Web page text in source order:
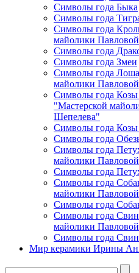
Символы года Быка
Символы года
Символы года
майолики
Символы года
Символы года Змеи
Символы года
майолики
Символы года
"Мастерской
Шепелева"
Символы года
Символы года
Символы года
майолики
Символы года
Символы года
майолики
Символы года
Символы года
майолики
Символы года
Мир керамики Ирины